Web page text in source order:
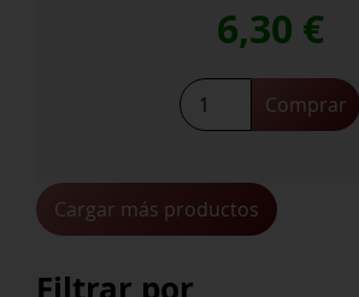
6,30 €
Rosita
Mencía
Comprar
Cargar más productos